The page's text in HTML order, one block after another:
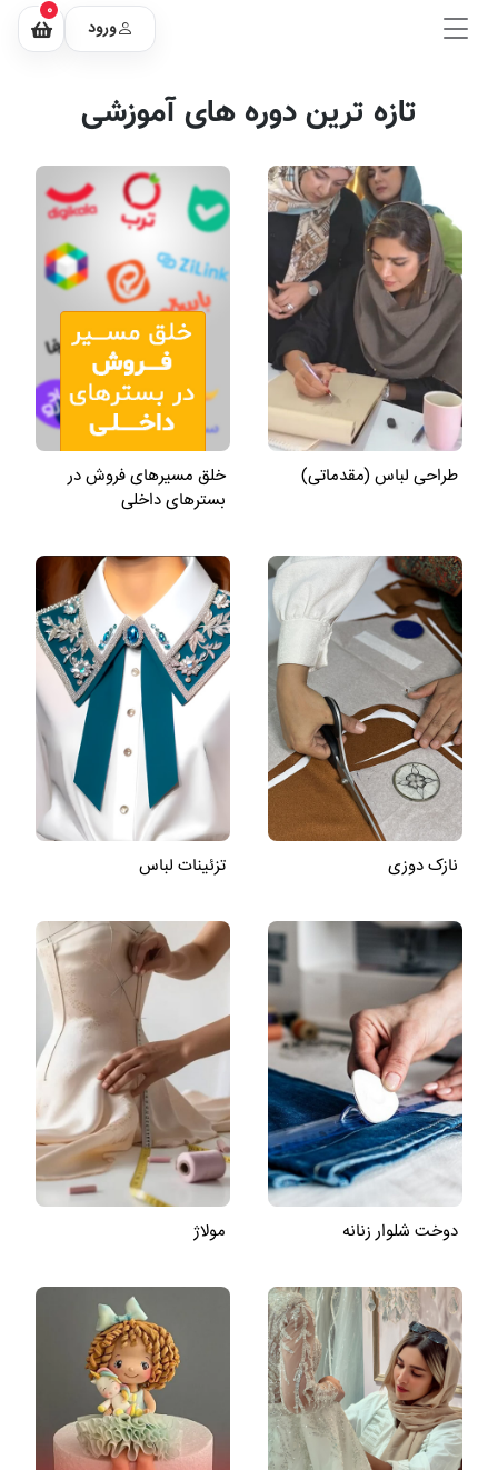
ورود
0
تازه ترین دوره های آموزشی
طراحی لباس (مقدماتی)
خلق مسیرهای فروش در
بسترهای داخلی
نازک دوزی تزئینات لباس
دوخت شلوار زنانه مولاژ